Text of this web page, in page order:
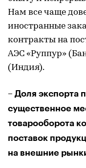
Нам все чаще
иностранные
контракты на
АЭС «Руппур»
(Индия).
– Доля экспорта
существенное
товарооборота
поставок
на внешние